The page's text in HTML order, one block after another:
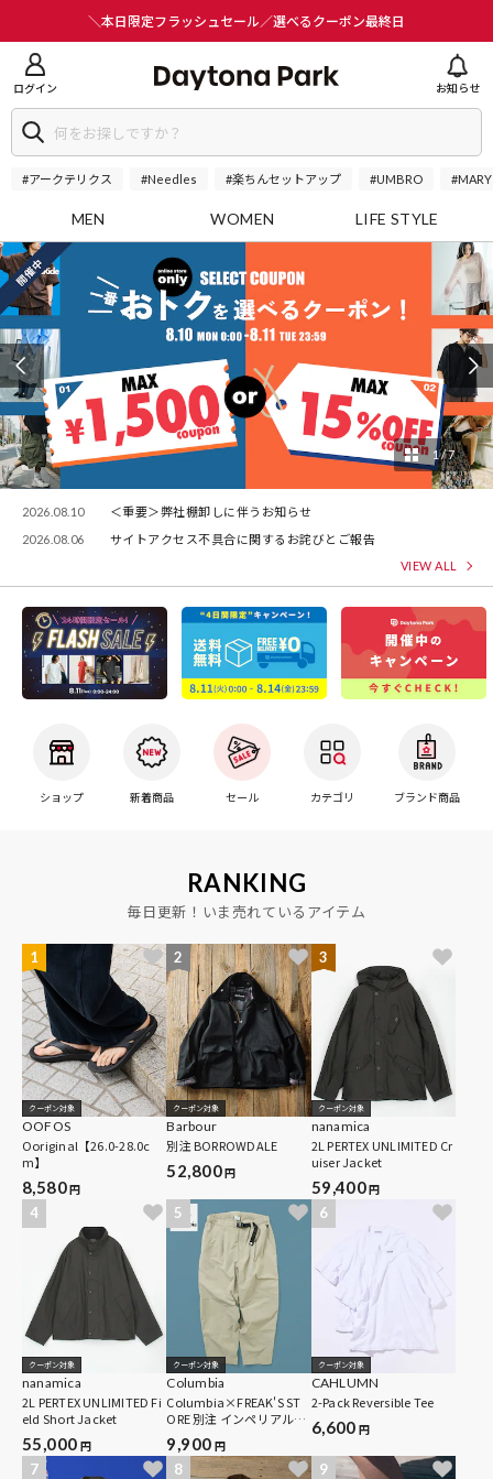
＼本日限定フラッシュセール／選べるクーポン最終日
ログイン お知らせ
#アークテリクス #Needles #楽ちんセットアップ #UMBRO
MEN WOMEN LIFE STYLE
1/7
2026.08.10
＜重要＞弊社棚卸しに伴うお知らせ
2026.08.06
サイトアクセス不具合に関するお詫びとご報告
VIEW ALL
ショップ 新着商品 セール カテゴリ ブランド商品
RANKING
毎日更新！いま売れているアイテム
1
クーポン対象
OOFOS
Ooriginal【26.0-28.0c
m】
8,580 円
2
クーポン対象
Barbour
別注 BORROWDALE
52,800 円
3
クーポン対象
nanamica
2L PERTEX UNLIMITED Cr
uiser Jacket
59,400 円
4
クーポン対象
nanamica
2L PERTEX UNLIMITED Fi
eld Short Jacket
55,000 円
5
クーポン対象
Columbia
Columbia×FREAK'S ST
ORE 別注 インペリアルパ
ーク ワイドテーパードシ
ルエット クライミングパ
ンツ【限定展開】
9,900 円
6
クーポン対象
CAHLUMN
2-Pack Reversible Tee
6,600 円
7 8 9
ューを閉じる